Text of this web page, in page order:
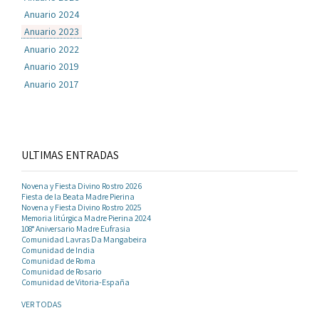
Anuario 2024
Anuario 2023
Anuario 2022
Anuario 2019
Anuario 2017
ULTIMAS ENTRADAS
Novena y Fiesta Divino Rostro 2026
Fiesta de la Beata Madre Pierina
Novena y Fiesta Divino Rostro 2025
Memoria litúrgica Madre Pierina 2024
108° Aniversario Madre Eufrasia
Comunidad Lavras Da Mangabeira
Comunidad de India
Comunidad de Roma
Comunidad de Rosario
Comunidad de Vitoria-España
VER TODAS